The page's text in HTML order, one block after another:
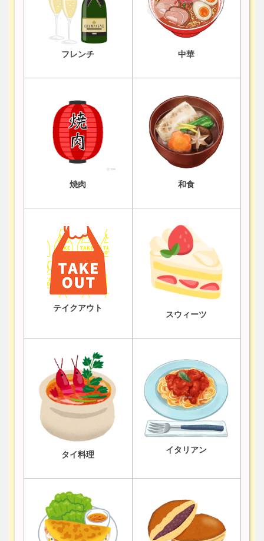
フレンチ 中華
焼肉 和食
テイクアウト
スウィーツ
タイ料理
イタリアン